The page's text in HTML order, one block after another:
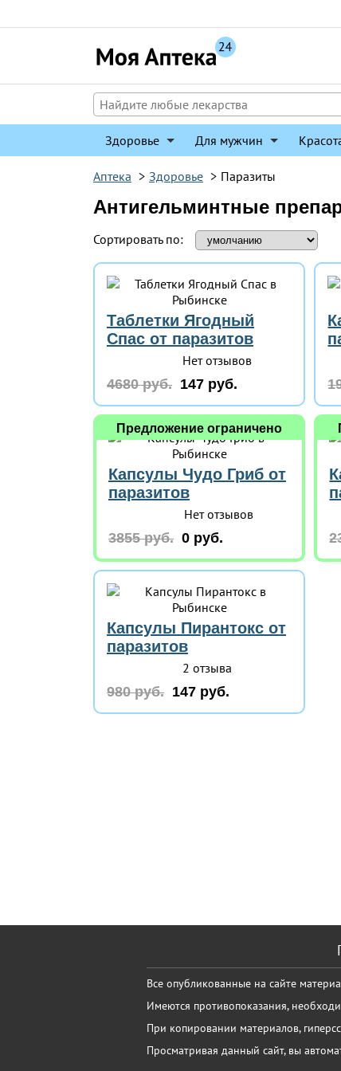
к
Здоровье Для мужчин
Аптека > Здоровье > Паразиты
Антигельминтные
Сортировать по:
Таблетки Ягодный
Спас от паразитов
Нет отзывов
4680 руб. 147 руб.
Капсулы Чудо Гриб от
паразитов
Нет отзывов
3855 руб. 0 руб.
Предложение ограничено
Капсулы Пирантокс от
паразитов
2 отзыва
980 руб. 147 руб.
Все опубликованные на сайте
Имеются противопоказания,
При копировании материалов,
Просматривая данный сайт, вы